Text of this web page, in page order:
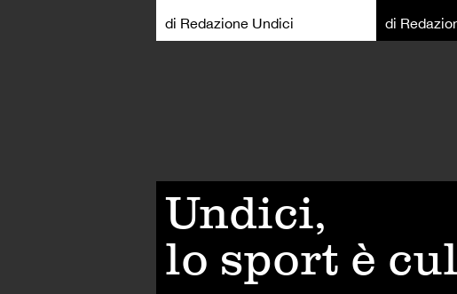
di Redazione Undici
di
Undici,
lo sport è